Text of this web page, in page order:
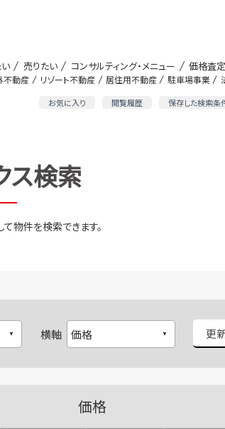
不動産 リゾート不動産 居住用不動産 駐車場事業
お気に入り 閲覧履歴 保存した検索条
売りたい コンサルティング・メニュー 価格査定
ス検索
物件を検索できます。
横軸 更
価格